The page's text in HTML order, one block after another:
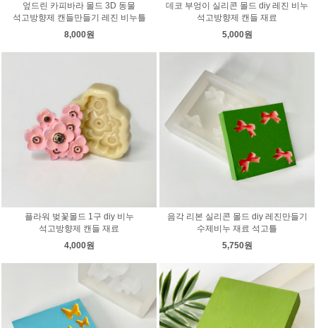
엎드린 카피바라 몰드 3D 동물
석고방향제 캔들만들기 레진 비누틀
8,000원
데코 부엉이 실리콘 몰드 diy 레진 비누
석고방향제 캔들 재료
5,000원
플라워 벚꽃몰드 1구 diy 비누
석고방향제 캔들 재료
4,000원
음각 리본 실리콘 몰드 diy 레진만들기
수제비누 재료 석고틀
5,750원